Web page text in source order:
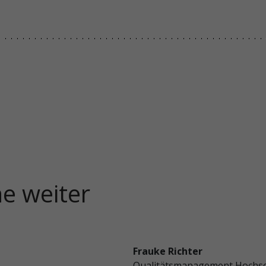
weiter
Frauke Richter